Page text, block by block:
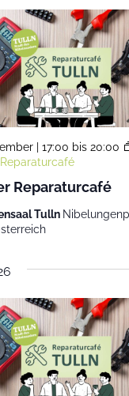
Reparaturcafé
| 17:00 bis 20:00
Tulln